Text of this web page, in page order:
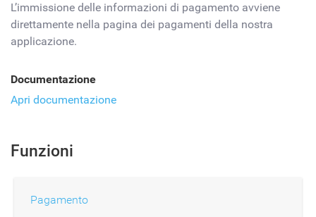
L’immissione delle informazioni di pagamento avviene
direttamente nella pagina dei pagamenti della nostra
applicazione.
Documentazione
Apri documentazione
Funzioni
Pagamento